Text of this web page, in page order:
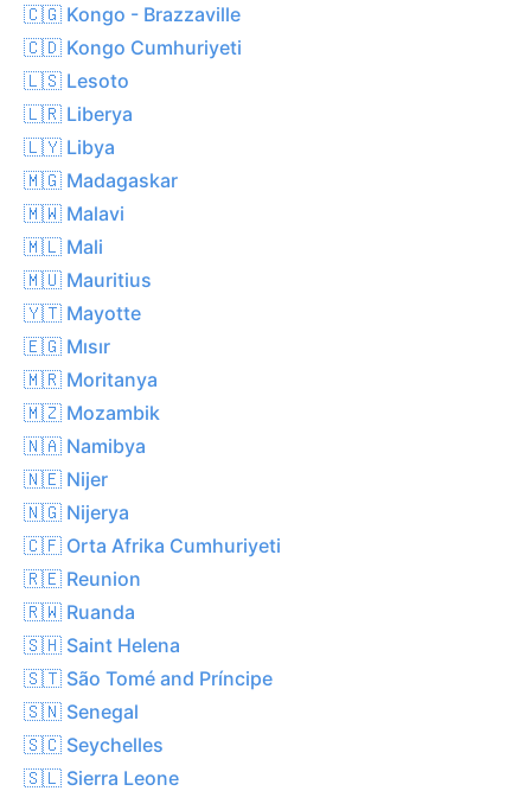
🇨🇬 Kongo - Brazzaville
🇨🇩 Kongo Cumhuriyeti
🇱🇸 Lesoto
🇱🇷 Liberya
🇱🇾 Libya
🇲🇬 Madagaskar
🇲🇼 Malavi
🇲🇱 Mali
🇲🇺 Mauritius
🇾🇹 Mayotte
🇪🇬 Mısır
🇲🇷 Moritanya
🇲🇿 Mozambik
🇳🇦 Namibya
🇳🇪 Nijer
🇳🇬 Nijerya
🇨🇫 Orta Afrika Cumhuriyeti
🇷🇪 Reunion
🇷🇼 Ruanda
🇸🇭 Saint Helena
🇸🇹 São Tomé and Príncipe
🇸🇳 Senegal
🇸🇨 Seychelles
🇸🇱 Sierra Leone